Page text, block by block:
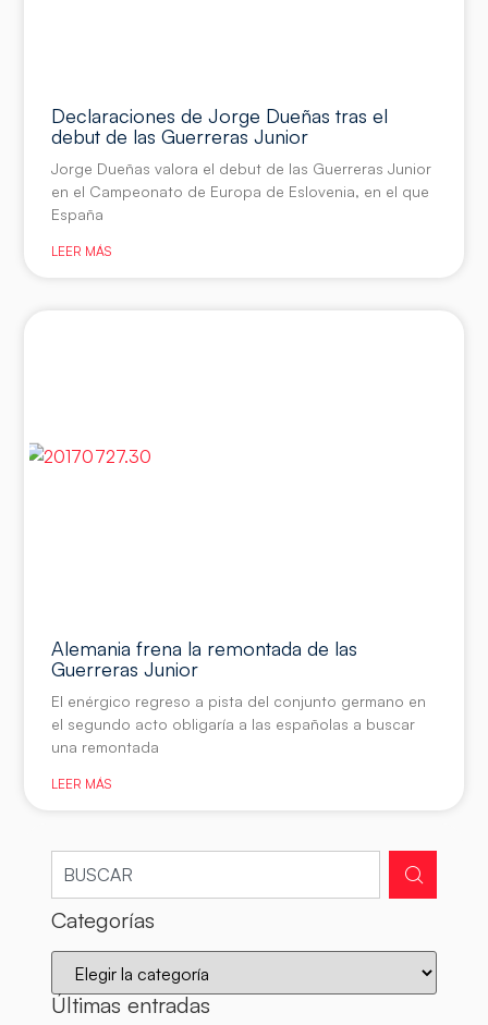
Declaraciones de Jorge Dueñas tras el
debut de las Guerreras Junior
Jorge Dueñas valora el debut de las Guerreras Junior
en el Campeonato de Europa de Eslovenia, en el que
España
LEER MÁS
Alemania frena la remontada de las
Guerreras Junior
El enérgico regreso a pista del conjunto germano en
el segundo acto obligaría a las españolas a buscar
una remontada
LEER MÁS
Categorías
Últimas entradas